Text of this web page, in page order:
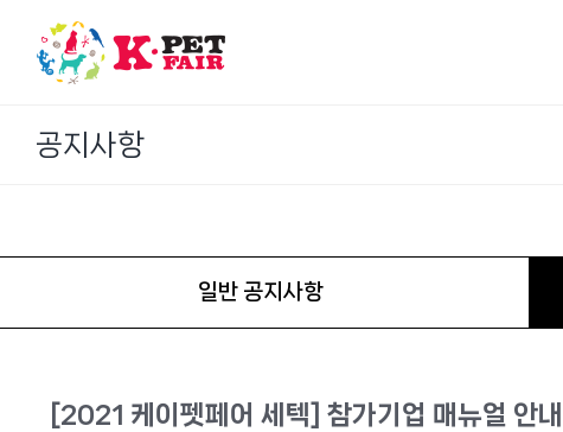
content
공지사항
일반 공지사항
[2021 케이펫페어 세텍] 참가기업 매뉴얼 안내